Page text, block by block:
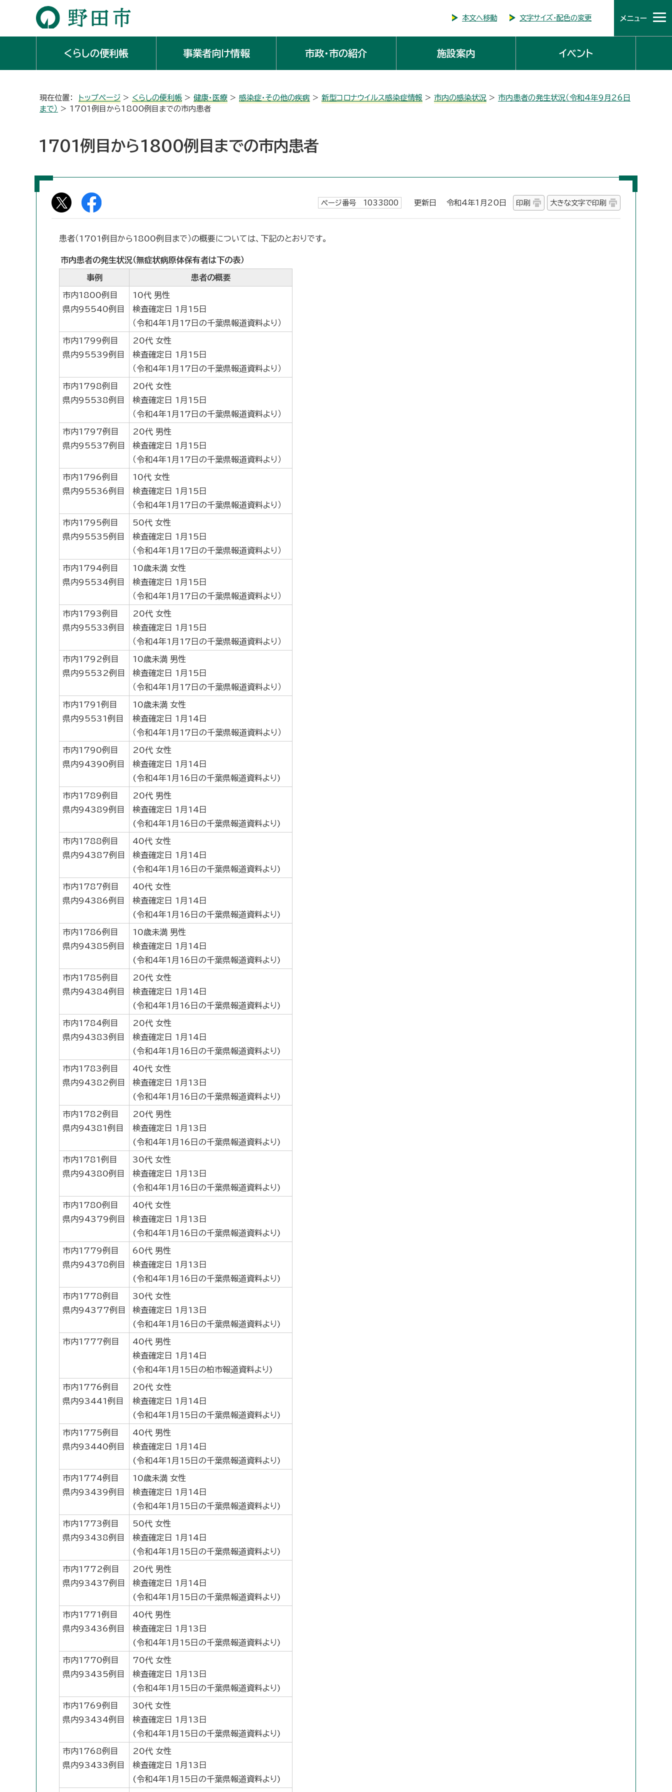
本文へ移動 文字サイズ・配色の変更 メニュー
くらしの便利帳 事業者向け情報 市政・市の紹介 施設案内 イベント
現在位置： トップページ > くらしの便利帳 > 健康・医療 > 感染症・その他の疾病 > 新型コロナウイルス感染症情報 > 市内の感染状況 > 市内患者の発生状況（令和4年9月26日
まで） > 1701例目から1800例目までの市内患者
1701例目から1800例目までの市内患者
ページ番号 1033800 更新日 令和4年1月20日 印刷 大きな文字で印刷
患者（1701例目から1800例目まで）の概要については、下記のとおりです。
市内患者の発生状況（無症状病原体保有者は下の表）
事例 患者の概要
市内1800例目
県内95540例目
10代 男性
検査確定日 1月15日
（令和4年1月17日の千葉県報道資料より）
市内1799例目
県内95539例目
20代 女性
検査確定日 1月15日
（令和4年1月17日の千葉県報道資料より）
市内1798例目
県内95538例目
20代 女性
検査確定日 1月15日
（令和4年1月17日の千葉県報道資料より）
市内1797例目
県内95537例目
20代 男性
検査確定日 1月15日
（令和4年1月17日の千葉県報道資料より）
市内1796例目
県内95536例目
10代 女性
検査確定日 1月15日
（令和4年1月17日の千葉県報道資料より）
市内1795例目
県内95535例目
50代 女性
検査確定日 1月15日
（令和4年1月17日の千葉県報道資料より）
市内1794例目
県内95534例目
10歳未満 女性
検査確定日 1月15日
（令和4年1月17日の千葉県報道資料より）
市内1793例目
県内95533例目
20代 女性
検査確定日 1月15日
（令和4年1月17日の千葉県報道資料より）
市内1792例目
県内95532例目
10歳未満 男性
検査確定日 1月15日
（令和4年1月17日の千葉県報道資料より）
市内1791例目
県内95531例目
10歳未満 女性
検査確定日 1月14日
（令和4年1月17日の千葉県報道資料より）
市内1790例目
県内94390例目
20代 女性
検査確定日 1月14日
(令和4年1月16日の千葉県報道資料より)
市内1789例目
県内94389例目
20代 男性
検査確定日 1月14日
(令和4年1月16日の千葉県報道資料より)
市内1788例目
県内94387例目
40代 女性
検査確定日 1月14日
(令和4年1月16日の千葉県報道資料より)
市内1787例目
県内94386例目
40代 女性
検査確定日 1月14日
(令和4年1月16日の千葉県報道資料より)
市内1786例目
県内94385例目
10歳未満 男性
検査確定日 1月14日
(令和4年1月16日の千葉県報道資料より)
市内1785例目
県内94384例目
20代 女性
検査確定日 1月14日
(令和4年1月16日の千葉県報道資料より)
市内1784例目
県内94383例目
20代 女性
検査確定日 1月14日
(令和4年1月16日の千葉県報道資料より)
市内1783例目
県内94382例目
40代 女性
検査確定日 1月13日
(令和4年1月16日の千葉県報道資料より)
市内1782例目
県内94381例目
20代 男性
検査確定日 1月13日
(令和4年1月16日の千葉県報道資料より)
市内1781例目
県内94380例目
30代 女性
検査確定日 1月13日
(令和4年1月16日の千葉県報道資料より)
市内1780例目
県内94379例目
40代 女性
検査確定日 1月13日
(令和4年1月16日の千葉県報道資料より)
市内1779例目
県内94378例目
60代 男性
検査確定日 1月13日
(令和4年1月16日の千葉県報道資料より)
市内1778例目
県内94377例目
30代 女性
検査確定日 1月13日
(令和4年1月16日の千葉県報道資料より)
市内1777例目
40代 男性
検査確定日 1月14日
(令和4年1月15日の柏市報道資料より)
市内1776例目
県内93441例目
20代 女性
検査確定日 1月14日
(令和4年1月15日の千葉県報道資料より)
市内1775例目
県内93440例目
40代 男性
検査確定日 1月14日
(令和4年1月15日の千葉県報道資料より)
市内1774例目
県内93439例目
10歳未満 女性
検査確定日 1月14日
(令和4年1月15日の千葉県報道資料より)
市内1773例目
県内93438例目
50代 女性
検査確定日 1月14日
(令和4年1月15日の千葉県報道資料より)
市内1772例目
県内93437例目
20代 男性
検査確定日 1月14日
(令和4年1月15日の千葉県報道資料より)
市内1771例目
県内93436例目
40代 男性
検査確定日 1月13日
(令和4年1月15日の千葉県報道資料より)
市内1770例目
県内93435例目
70代 女性
検査確定日 1月13日
(令和4年1月15日の千葉県報道資料より)
市内1769例目
県内93434例目
30代 女性
検査確定日 1月13日
(令和4年1月15日の千葉県報道資料より)
市内1768例目
県内93433例目
20代 女性
検査確定日 1月13日
(令和4年1月15日の千葉県報道資料より)